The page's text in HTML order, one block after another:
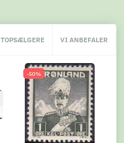
TOPSÆLGERE VI ANBEFALER
-50%